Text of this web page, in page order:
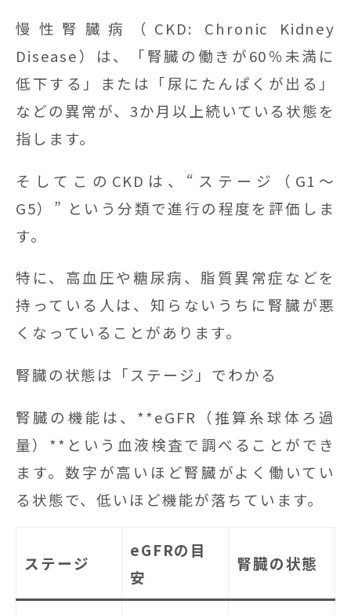
慢性腎臓病（CKD: Chronic Kidney
Disease）は、「腎臓の働きが60％未満に
低下する」または「尿にたんぱくが出る」
などの異常が、3か月以上続いている状態を
指します。
そしてこのCKDは、“ステージ（G1〜
G5）” という分類で進行の程度を評価しま
す。
特に、高血圧や糖尿病、脂質異常症などを
持っている人は、知らないうちに腎臓が悪
くなっていることがあります。
腎臓の状態は「ステージ」でわかる
腎臓の機能は、**eGFR（推算糸球体ろ過
量）**という血液検査で調べることができ
ます。数字が高いほど腎臓がよく働いてい
る状態で、低いほど機能が落ちています。
ステージ
eGFRの目
安
腎臓の状態